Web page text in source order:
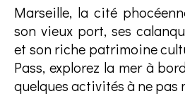
Marseille, la cité
son vieux port, ses
et son riche patrimoine
Pass, explorez la mer à
quelques activités à ne pas